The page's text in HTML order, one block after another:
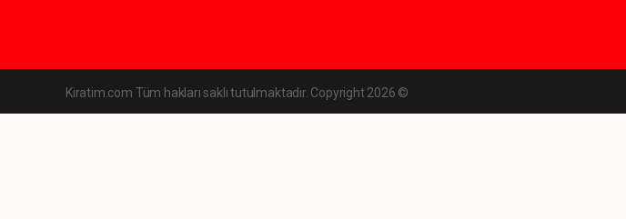
Kiratim.com Tüm hakları saklı tutulmaktadır. Copyright 2026 ©